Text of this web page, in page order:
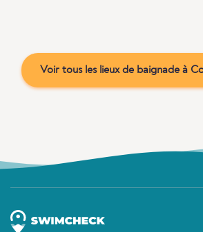
Voir tous les lieux de baignade à